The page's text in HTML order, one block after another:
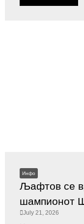
Инфо
Љафтов се
шампионот
July 21, 2026